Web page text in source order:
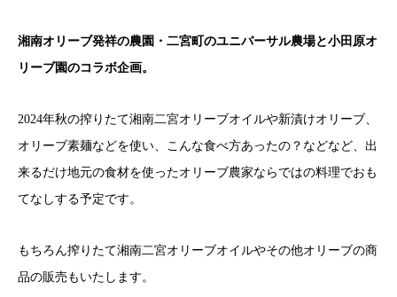
湘南オリーブ発祥の農園・二宮町のユニバーサル農場と小田原オ
リーブ園のコラボ企画。
2024年秋の搾りたて湘南二宮オリーブオイルや新漬けオリーブ、
オリーブ素麺などを使い、こんな食べ方あったの？などなど、出
来るだけ地元の食材を使ったオリーブ農家ならではの料理でおも
てなしする予定です。
もちろん搾りたて湘南二宮オリーブオイルやその他オリーブの商
品の販売もいたします。